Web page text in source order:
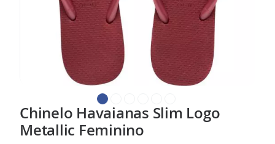
Saltar
para
o
Chinelo Havaianas Slim Logo
Metallic Feminino